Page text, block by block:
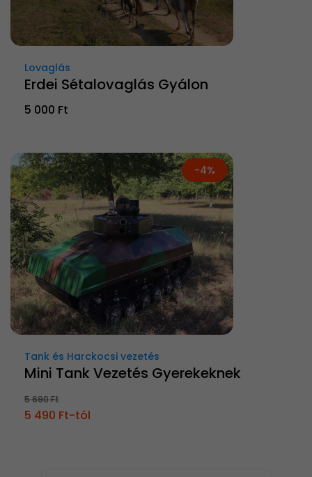
Lovaglás
Erdei Sétalovaglás Gyálon
5 000 Ft
-4%
Tank és Harckocsi vezetés
Mini Tank Vezetés Gyerekeknek
5 690 Ft
5 490 Ft-tól